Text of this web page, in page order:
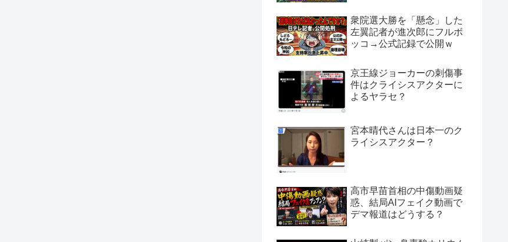
衆院選大勝を「懸念」した
左翼記者が進次郎にフルボ
ッコ→公式記録で公開ｗ
京王線ジョーカーの刺傷事
件はクライシスアクターに
よるヤラセ？
宮本晴代さんは日本一のク
ライシスアクター？
高市早苗首相の中傷動画疑
惑、結局AIフェイク動画で
デマ報道はどうする？